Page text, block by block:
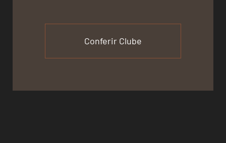
Conferir Clube